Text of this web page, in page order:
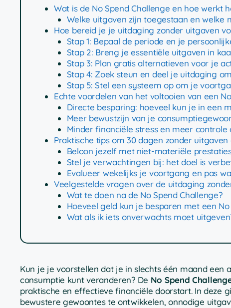
Wat is de No Spend Challenge en hoe werkt
Welke uitgaven zijn toegestaan en welke
Hoe bereid je je uitdaging zonder uitgaven
Stap 1: Bepaal de periode en je
Stap 2: Breng je essentiële uitgaven in
Stap 3: Plan gratis alternatieven voor je
Stap 4: Zoek steun en deel je uitdaging
Stap 5: Stel een systeem op om je
Echte voordelen van het voltooien van een
Directe besparing: hoeveel kun je in een
Meer bewustzijn van je
Minder financiële stress en meer controle
Praktische tips om 30 dagen zonder
Beloon jezelf met niet-materiële
Stel je verwachtingen bij: het doel is
Evalueer wekelijks je voortgang en pas
Veelgestelde vragen over de uitdaging
Wat te doen na de No Spend Challenge?
Hoeveel geld kun je besparen met een
Wat als ik iets onverwachts moet
Kun je je voorstellen dat je in slechts één maand
consumptie kunt veranderen? De No Spend
praktische en effectieve financiële doorstart. In deze
bewustere gewoontes te ontwikkelen, onnodige